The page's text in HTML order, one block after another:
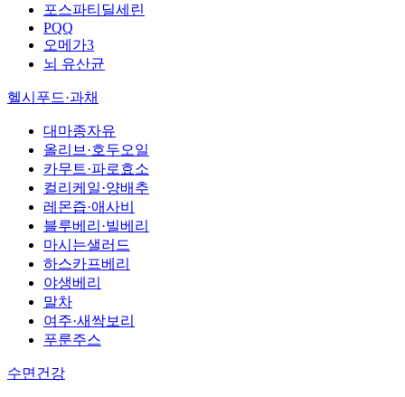
포스파티딜세린
PQQ
오메가3
뇌 유산균
헬시푸드·과채
대마종자유
올리브·호두오일
카무트·파로효소
컬리케일·양배추
레몬즙·애사비
블루베리·빌베리
마시는샐러드
하스카프베리
야생베리
말차
여주·새싹보리
푸룬주스
수면건강